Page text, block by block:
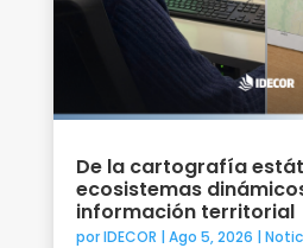
De la cartografía
ecosistemas
información territorial
porIDECOR | Ago 5, 2026 |